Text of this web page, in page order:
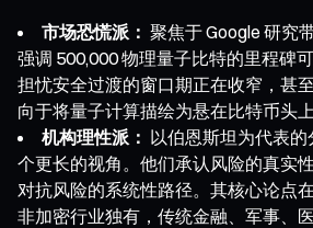
市场恐慌派： 聚焦于 Google 研究
强调 500,000 物理量子比特的里程碑
担忧安全过渡的窗口期正在收窄，甚
向于将量子计算描绘为悬在比特币头
机构理性派： 以伯恩斯坦为代表
个更长的视角。他们承认风险的真实
对抗风险的系统性路径。其核心论点
非加密行业独有，传统金融、军事、